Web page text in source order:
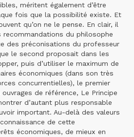
méritent également d’être
fois que la possibilité existe. Et
qu’on ne le pense. En clair, il
recommandations du philosophe
des préconisations du professeur
le second proposait dans les
puis d’utiliser le maximum de
économiques (dans son très
concurrentielles), le premier
de référence, Le Principe
d’autant plus responsable
important. Au-delà des valeurs
de cette
économiques, de mieux en